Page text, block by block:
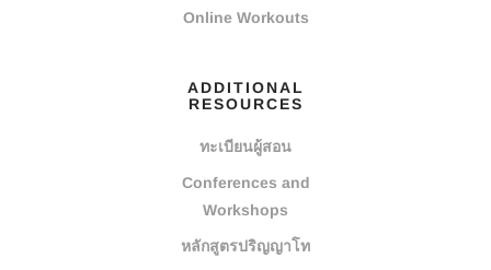
Online Workouts
ADDITIONAL
RESOURCES
ทะเบียนผู้สอน
Conferences and
Workshops
หลักสูตรปริญญาโท